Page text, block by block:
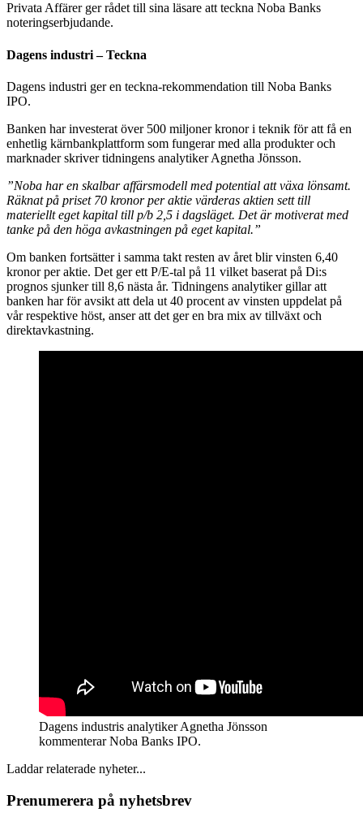
Privata Affärer ger rådet till sina läsare att teckna Noba Banks
noteringserbjudande.
Dagens industri – Teckna
Dagens industri ger en teckna-rekommendation till Noba Banks
IPO.
Banken har investerat över 500 miljoner kronor i teknik för att få en
enhetlig kärnbankplattform som fungerar med alla produkter och
marknader skriver tidningens analytiker Agnetha Jönsson.
”Noba har en skalbar affärsmodell med potential att växa lönsamt.
Räknat på priset 70 kronor per aktie värderas aktien sett till
materiellt eget kapital till p/b 2,5 i dagsläget. Det är motiverat med
tanke på den höga avkastningen på eget kapital.”
Om banken fortsätter i samma takt resten av året blir vinsten 6,40
kronor per aktie. Det ger ett P/E-tal på 11 vilket baserat på Di:s
prognos sjunker till 8,6 nästa år. Tidningens analytiker gillar att
banken har för avsikt att dela ut 40 procent av vinsten uppdelat på
vår respektive höst, anser att det ger en bra mix av tillväxt och
direktavkastning.
Dagens industris analytiker Agnetha Jönsson
kommenterar Noba Banks IPO.
Laddar relaterade nyheter...
Prenumerera på nyhetsbrev